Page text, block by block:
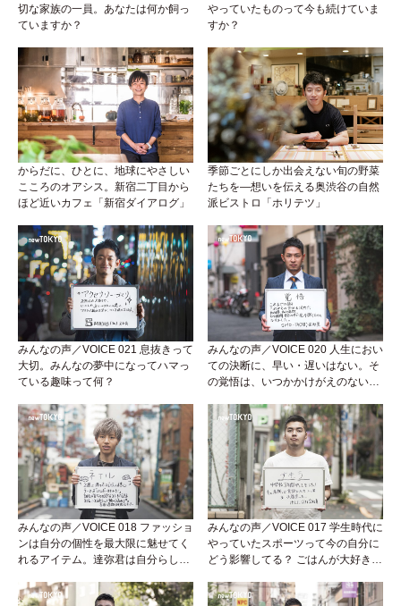
切な家族の一員。あなたは何か飼っ
ていますか？
やっていたものって今も続けていま
すか？
からだに、ひとに、地球にやさしい
こころのオアシス。新宿二丁目から
ほど近いカフェ「新宿ダイアログ」
季節ごとにしか出会えない旬の野菜
たちを―想いを伝える奥渋谷の自然
派ビストロ「ホリテツ」
みんなの声／VOICE 021 息抜きって
大切。みんなの夢中になってハマっ
ている趣味って何？
みんなの声／VOICE 020 人生におい
ての決断に、早い・遅いはない。そ
の覚悟は、いつかかけがえのない宝
みんなの声／VOICE 018 ファッショ
ンは自分の個性を最大限に魅せてく
れるアイテム。達弥君は自分らしく
みんなの声／VOICE 017 学生時代に
やっていたスポーツって今の自分に
どう影響してる？ ごはんが大好きな